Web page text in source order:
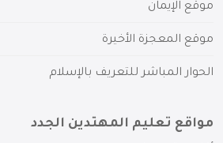
موقع الإيمان
موقع المعجزة الأخيرة
الحوار المباشر للتعريف بالإسلام
مواقع تعليم المهتدين الجدد